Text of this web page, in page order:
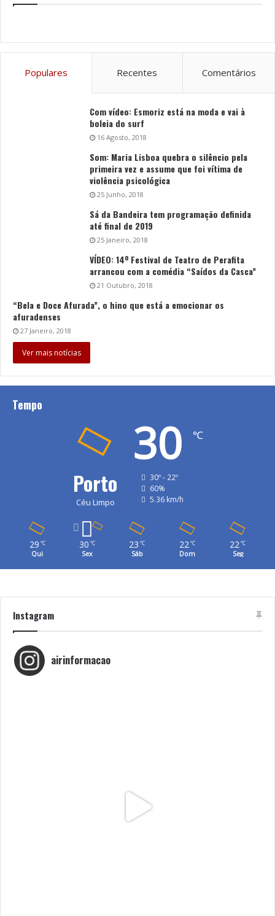
Populares Recentes Comentários
Com vídeo: Esmoriz está na moda e vai à
boleia do surf
16 Agosto, 2018
Som: Maria Lisboa quebra o silêncio pela
primeira vez e assume que foi vítima de
violência psicológica
25 Junho, 2018
Sá da Bandeira tem programação definida
até final de 2019
25 Janeiro, 2018
VÍDEO: 14º Festival de Teatro de Perafita
arrancou com a comédia “Saídos da Casca”
21 Outubro, 2018
“Bela e Doce Afurada”, o hino que está a emocionar os
afuradenses
27 Janeiro, 2018
Ver mais notícias
Tempo
Porto
Céu Limpo
30 ℃
30º - 22º
60%
5.36 km/h
29 ℃
Qui
30 ℃
Sex
23 ℃
Sáb
22℃
Dom
22℃
Seg
Instagram
airinformacao